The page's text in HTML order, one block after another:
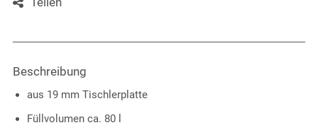
Beschreibung
aus 19 mm Tischlerplatte
Füllvolumen ca. 80 l